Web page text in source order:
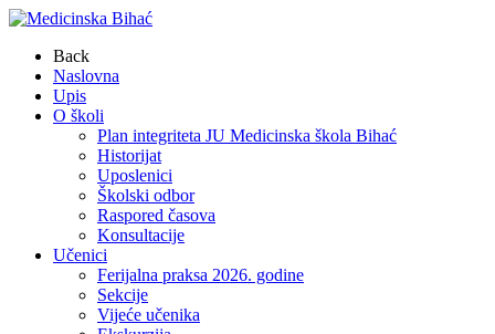
Back
Naslovna
Upis
O školi
Plan integriteta JU Medicinska škola Bihać
Historijat
Uposlenici
Školski odbor
Raspored časova
Konsultacije
Učenici
Ferijalna praksa 2026. godine
Sekcije
Vijeće učenika